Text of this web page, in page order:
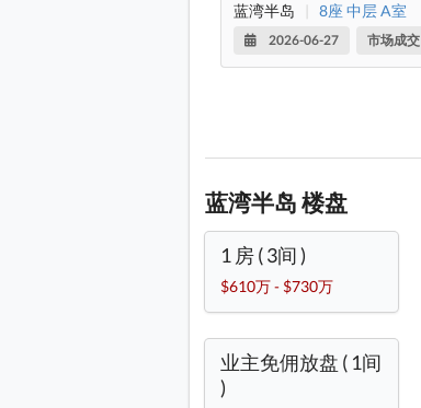
蓝湾半岛 | 8座 中层 A室
2026-06-27 市场成交
蓝湾半岛 楼盘
1 房 ( 3间 )
$610万 - $730万
业主免佣放盘 ( 1间
)